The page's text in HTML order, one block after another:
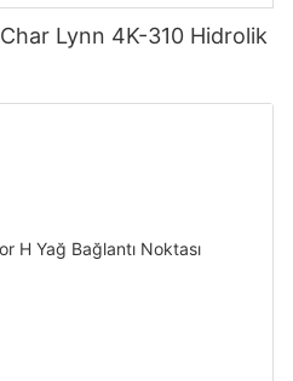
Lynn 4K-310 Hidrolik